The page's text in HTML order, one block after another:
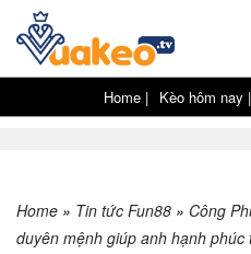
Home | Kèo hôm nay |
Home » Tin tức Fun88 » Công
duyên mệnh giúp anh hạnh